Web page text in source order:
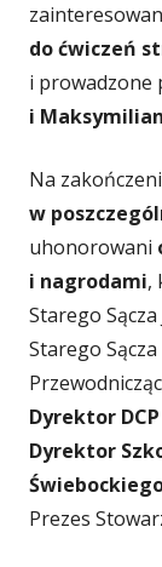
do ćwiczeń
i prowadzone
i
Na
w
uhonorowani
i nagrodami,
Starego
Starego
Dyrektor
Dyrektor
Prezes